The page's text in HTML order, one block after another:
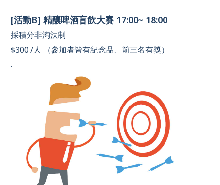
[活動B] 精釀啤酒盲飲大賽 17:00~ 18:00
採積分非淘汰制
$300 /人 （參加者皆有紀念品、前三名有獎）
.